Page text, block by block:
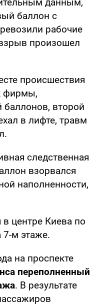
баллон с
рабочие
произошел
происшествия
фирмы,
второй
в лифте, травм
следственная
взорвался
наполненности,
в центре Киева по
7-м этаже.
на проспекте
переполненный
. В результате